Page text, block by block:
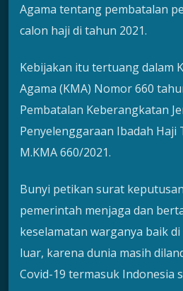
Agama tentang pembatalan
calon haji di tahun 2021.
Kebijakan itu tertuang dalam
Agama (KMA) Nomor 660
Pembatalan Keberangkatan
Penyelenggaraan Ibadah Haji
M.KMA 660/2021.
Bunyi petikan surat
pemerintah menjaga dan
keselamatan warganya baik
luar, karena dunia masih
Covid-19 termasuk Indonesia